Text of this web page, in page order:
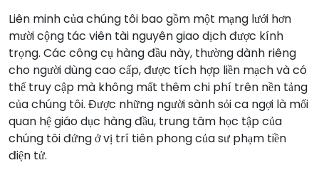
Liên minh của chúng tôi bao gồm một mạng lưới hơn
mười cộng tác viên tài nguyên giao dịch được kính
trọng. Các công cụ hàng đầu này, thường dành riêng
cho người dùng cao cấp, được tích hợp liền mạch và có
thể truy cập mà không mất thêm chi phí trên nền tảng
của chúng tôi. Được những người sành sỏi ca ngợi là mối
quan hệ giáo dục hàng đầu, trung tâm học tập của
chúng tôi đứng ở vị trí tiên phong của sư phạm tiền
điện tử.